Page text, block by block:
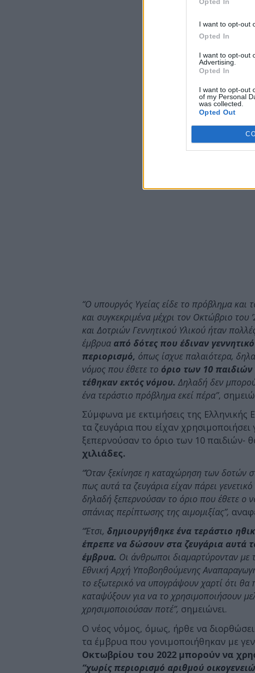
I want to opt-out
Opted In
I want to opt-out
Advertising.
Opted In
I want to opt-out
of my Personal
was collected.
Opted Out
“Ο υπουργός Υγείας είδε το πρόβλημα και
και συγκεκριμένα μέχρι τον Οκτώβριο
και Δοτριών Γεννητικού Υλικού ήταν
έμβρυα από δότες που έδιναν
περιορισμό, όπως ίσχυε παλαιότερα,
νόμος που έθετε το όριο των 10
τέθηκαν εκτός νόμου. Δηλαδή δεν
ένα τεράστιο πρόβλημα εκεί πέρα”,
Σύμφωνα με εκτιμήσεις της Ελληνικής
τα ζευγάρια που είχαν χρησιμοποιήσει
ξεπερνούσαν το όριο των 10 παιδιών-
χιλιάδες.
“Όταν ξεκίνησε η καταχώρηση των δοτών
πως αυτά τα ζευγάρια είχαν πάρει
δηλαδή ξεπερνούσαν το όριο που έθετε ο
σπάνιας περίπτωσης της αιμομιξίας”,
“Έτσι, δημιουργήθηκε ένα τεράστιο
έπρεπε να δώσουν στα ζευγάρια αυτά
έμβρυα. Οι άνθρωποι διαμαρτύρονταν με
Εθνική Αρχή Υποβοηθούμενης
το εξωτερικό να υπογράψουν χαρτί ότι
καταψύξουν για να το χρησιμοποιήσουν
χρησιμοποιούσαν ποτέ”, σημειώνει.
Ο νέος νόμος, όμως, ήρθε να
τα έμβρυα που γονιμοποιήθηκαν με
Οκτωβρίου του 2022 μπορούν να
“χωρίς περιορισμό αριθμού